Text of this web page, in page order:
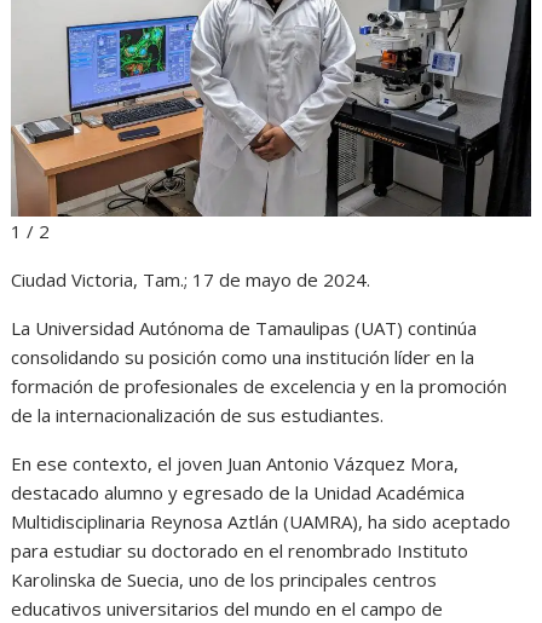
A
p
p
o
o
k
n
g
e
r
a
m
1 / 2
Ciudad Victoria, Tam.; 17 de mayo de 2024.
La Universidad Autónoma de Tamaulipas (UAT) continúa
consolidando su posición como una institución líder en la
formación de profesionales de excelencia y en la promoción
de la internacionalización de sus estudiantes.
En ese contexto, el joven Juan Antonio Vázquez Mora,
destacado alumno y egresado de la Unidad Académica
Multidisciplinaria Reynosa Aztlán (UAMRA), ha sido aceptado
para estudiar su doctorado en el renombrado Instituto
Karolinska de Suecia, uno de los principales centros
educativos universitarios del mundo en el campo de